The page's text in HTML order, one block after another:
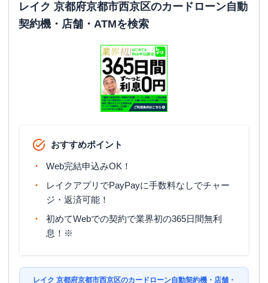
レイク 京都府京都市西京区のカードローン自動
契約機・店舗・ATMを検索
おすすめポイント
Web完結申込みOK！
レイクアプリでPayPayに手数料なしでチャー
ジ・返済可能！
初めてWebでの契約で業界初の365日間無利
息！※
レイク 京都府京都市西京区のカードローン自動契約機・店舗・